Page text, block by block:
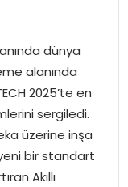
dünya
alanında
2025’te en
sergiledi.
üzerine inşa
bir standart
Akıllı